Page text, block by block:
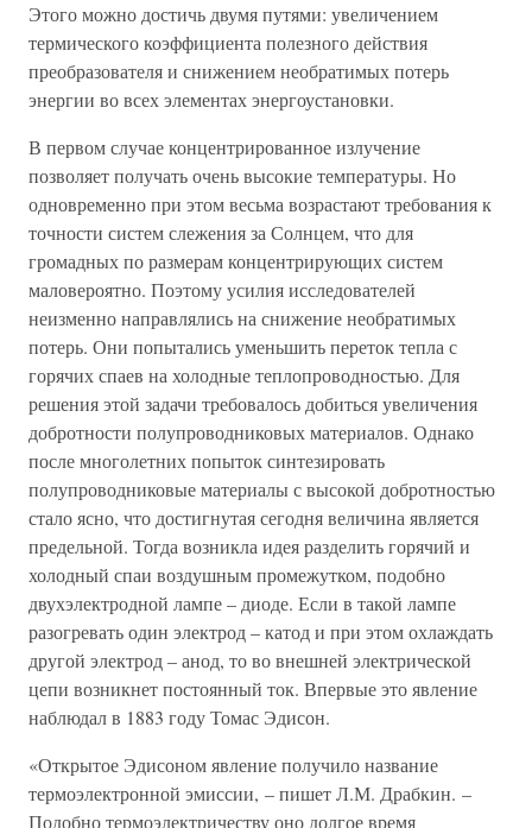
Этого можно достичь двумя путями: увеличением
термического коэффициента полезного действия
преобразователя и снижением необратимых потерь
энергии во всех элементах энергоустановки.
В первом случае концентрированное излучение
позволяет получать очень высокие температуры. Но
одновременно при этом весьма возрастают требования к
точности систем слежения за Солнцем, что для
громадных по размерам концентрирующих систем
маловероятно. Поэтому усилия исследователей
неизменно направлялись на снижение необратимых
потерь. Они попытались уменьшить переток тепла с
горячих спаев на холодные теплопроводностью. Для
решения этой задачи требовалось добиться увеличения
добротности полупроводниковых материалов. Однако
после многолетних попыток синтезировать
полупроводниковые материалы с высокой добротностью
стало ясно, что достигнутая сегодня величина является
предельной. Тогда возникла идея разделить горячий и
холодный спаи воздушным промежутком, подобно
двухэлектродной лампе – диоде. Если в такой лампе
разогревать один электрод – катод и при этом охлаждать
другой электрод – анод, то во внешней электрической
цепи возникнет постоянный ток. Впервые это явление
наблюдал в 1883 году Томас Эдисон.
«Открытое Эдисоном явление получило название
термоэлектронной эмиссии, – пишет Л.М. Драбкин. –
Подобно термоэлектричеству оно долгое время